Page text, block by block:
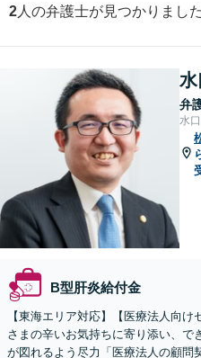
2 人の弁護士が見つかりました
弁
水
B型肝炎給付金
【東海エリア対応】【医療法人向
さまの辛いお気持ちに寄り添い、で
が図れるよう尽力「医療法人の顧問